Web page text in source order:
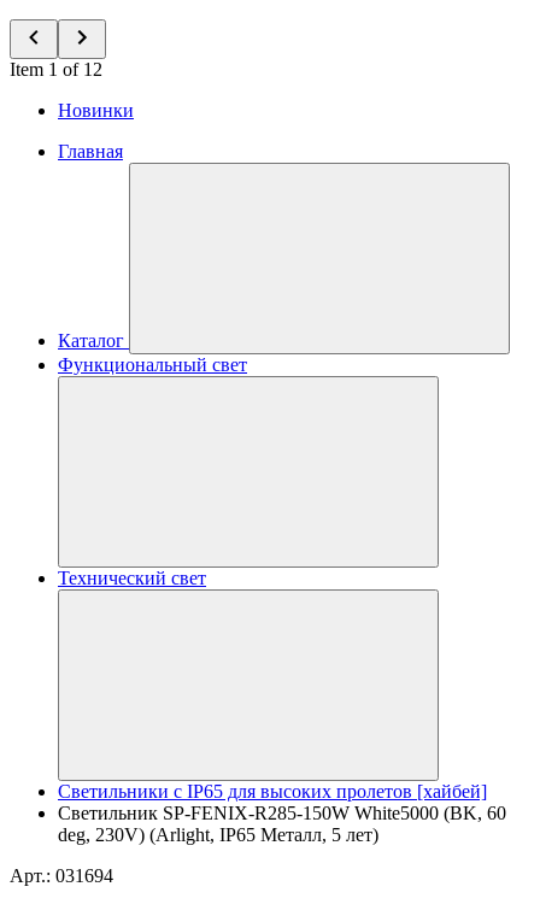
Item 1 of 12
Новинки
Главная
Каталог
Функциональный свет
Технический свет
Светильники с IP65 для высоких пролетов [хайбей]
Светильник SP-FENIX-R285-150W White5000 (BK, 60
deg, 230V) (Arlight, IP65 Металл, 5 лет)
Арт.: 031694